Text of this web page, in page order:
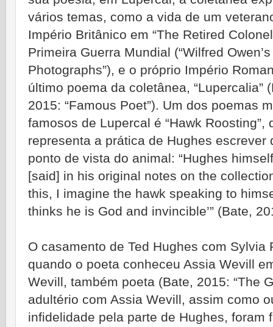
vários temas, como a vida de um
Império Britânico em “The Retired
Primeira Guerra Mundial (“Wilfred Owen’s
Photographs”), e o próprio Império
último poema da coletânea, “Lupercalia”
2015: “Famous Poet”). Um dos poemas
famosos de Lupercal é “Hawk Roosting”,
representa a prática de Hughes escrever
ponto de vista do animal: “Hughes himself
[said] in his original notes on the
this, I imagine the hawk speaking to
thinks he is God and invincible’” (Bate,
O casamento de Ted Hughes com Sylvia
quando o poeta conheceu Assia Wevill
Wevill, também poeta (Bate, 2015: “The
adultério com Assia Wevill, assim como
infidelidade pela parte de Hughes, foram